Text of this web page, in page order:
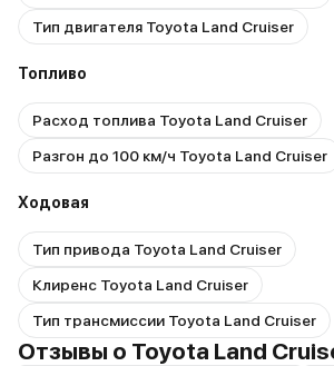
Тип двигателя Toyota Land Cruiser
Топливо
Расход топлива Toyota Land Cruiser
Разгон до 100 км/ч Toyota Land Cruiser
Ходовая
Тип привода Toyota Land Cruiser
Клиренс Toyota Land Cruiser
Тип трансмиссии Toyota Land Cruiser
Отзывы о Toyota Land